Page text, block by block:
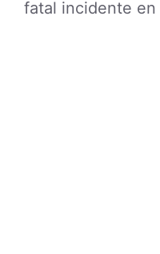
fatal incidente en